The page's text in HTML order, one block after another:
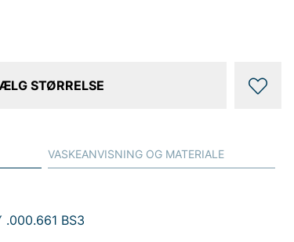
STØRRELSE
.000.661 BS3
VASKEANVISNING OG MATERIALE